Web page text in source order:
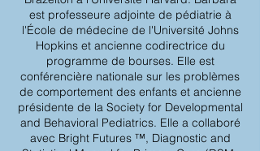
est professeure adjointe de pédiatrie à
l'École de médecine de l'Université Johns
Hopkins et ancienne codirectrice du
programme de bourses. Elle est
conférencière nationale sur les problèmes
de comportement des enfants et ancienne
présidente de la Society for Developmental
and Behavioral Pediatrics. Elle a collaboré
avec Bright Futures ™, Diagnostic and